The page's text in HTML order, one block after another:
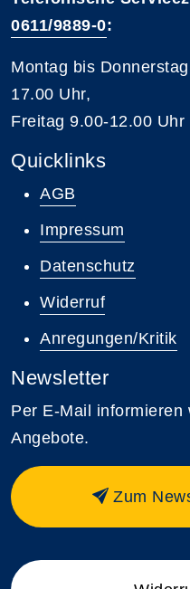
0611/9889-0:
Montag bis
17.00 Uhr,
Freitag 9.00-12.00 Uhr
Quicklinks
AGB
Impressum
Datenschutz
Widerruf
Anregungen/Kritik
Newsletter
Per E-Mail
Angebote.
Zum